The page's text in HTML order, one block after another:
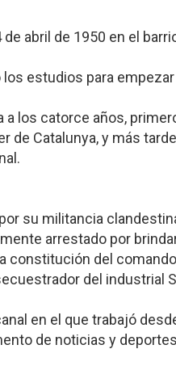
abril de 1950 en el
estudios para empezar
los catorce años,
de Catalunya, y más
su militancia
arrestado por
constitución del
del industrial
en el que trabajó
de noticias y